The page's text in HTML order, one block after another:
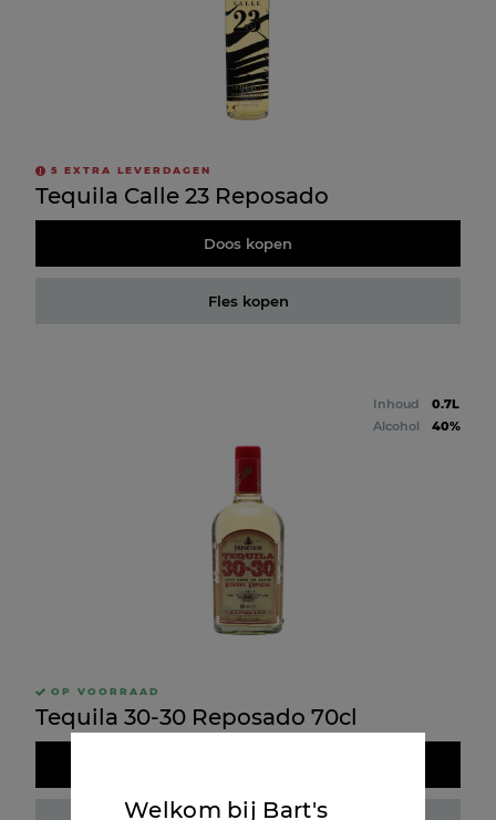
5 EXTRA LEVERDAGEN
Tequila Calle 23 Reposado
Doos kopen
Fles kopen
Inhoud
0.7L
Alcohol
40%
OP VOORRAAD
Tequila 30-30 Reposado 70cl
Welkom bij Bart's